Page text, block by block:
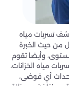
تسربات مياه
من حيث الخبرة
وأيضا تقوم
مياه الخزانات،
أي فوضى،